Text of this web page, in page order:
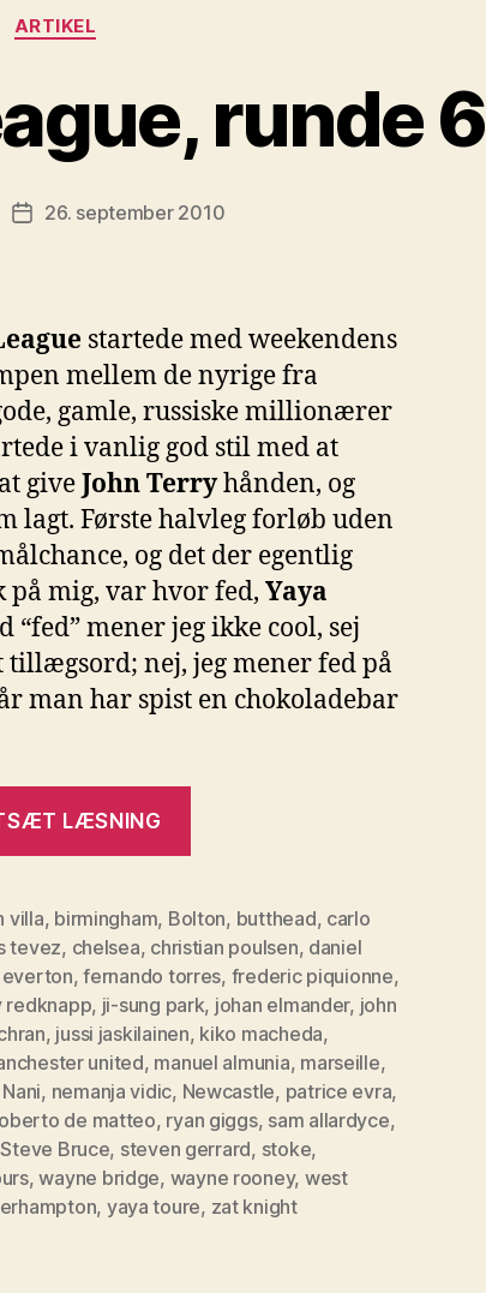
Kategorier
ARTIKEL
runde 6
Indlægsdato
26. september 2010
startede med weekendens
mellem de nyrige fra
gamle, russiske millionærer
i vanlig god stil med at
giveJohn Terryhånden, og
lagt. Første halvleg forløb uden
og det der egentlig
på mig, var hvor fed, Yaya
“fed” mener jeg ikke cool, sej
nej, jeg mener fed på
man har spist en chokoladebar
LÆSNING
6”
villa, birmingham, Bolton, butthead, carlo
tevez, chelsea, christian poulsen, daniel
everton,fernando torres, frederic piquionne,
redknapp, ji-sung park, johan elmander, john
, jussi jaskilainen, kiko macheda,
united, manuel almunia, marseille,
Nani, nemanja vidic, Newcastle, patrice evra,
de matteo, ryan giggs, sam allardyce,
Steve Bruce, steven gerrard, stoke,
,wayne bridge, wayne rooney, west
, yaya toure, zat knight